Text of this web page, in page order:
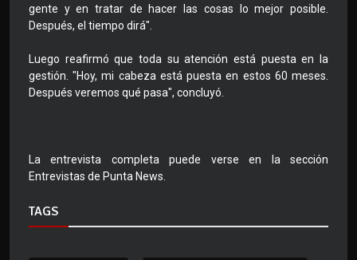
gente y en tratar de hacer las cosas lo mejor posible.
Después, el tiempo dirá".
Luego reafirmó que toda su atención está puesta en la
gestión. "Hoy, mi cabeza está puesta en estos 60 meses.
Después veremos qué pasa", concluyó.
La entrevista completa puede verse en la sección
Entrevistas de Punta News.
TAGS